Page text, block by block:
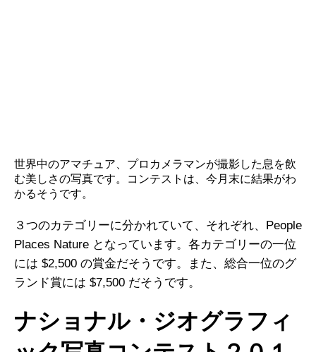
世界中のアマチュア、プロカメラマンが撮影した息を飲
む美しさの写真です。コンテストは、今月末に結果がわ
かるそうです。
３つのカテゴリーに分かれていて、それぞれ、 People
Places Nature となっています。各カテゴリーの一位
には $2,500 の賞金だそうです。また、総合一位のグ
ランド賞には $7,500 だそうです。
ナショナル・ジオグラフィ